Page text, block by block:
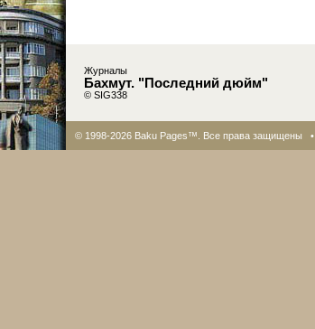
Журналы
Бахмут. "Последний дюйм"
© SIG338
© 1998-2026 Baku Pages™. Все права защищены •